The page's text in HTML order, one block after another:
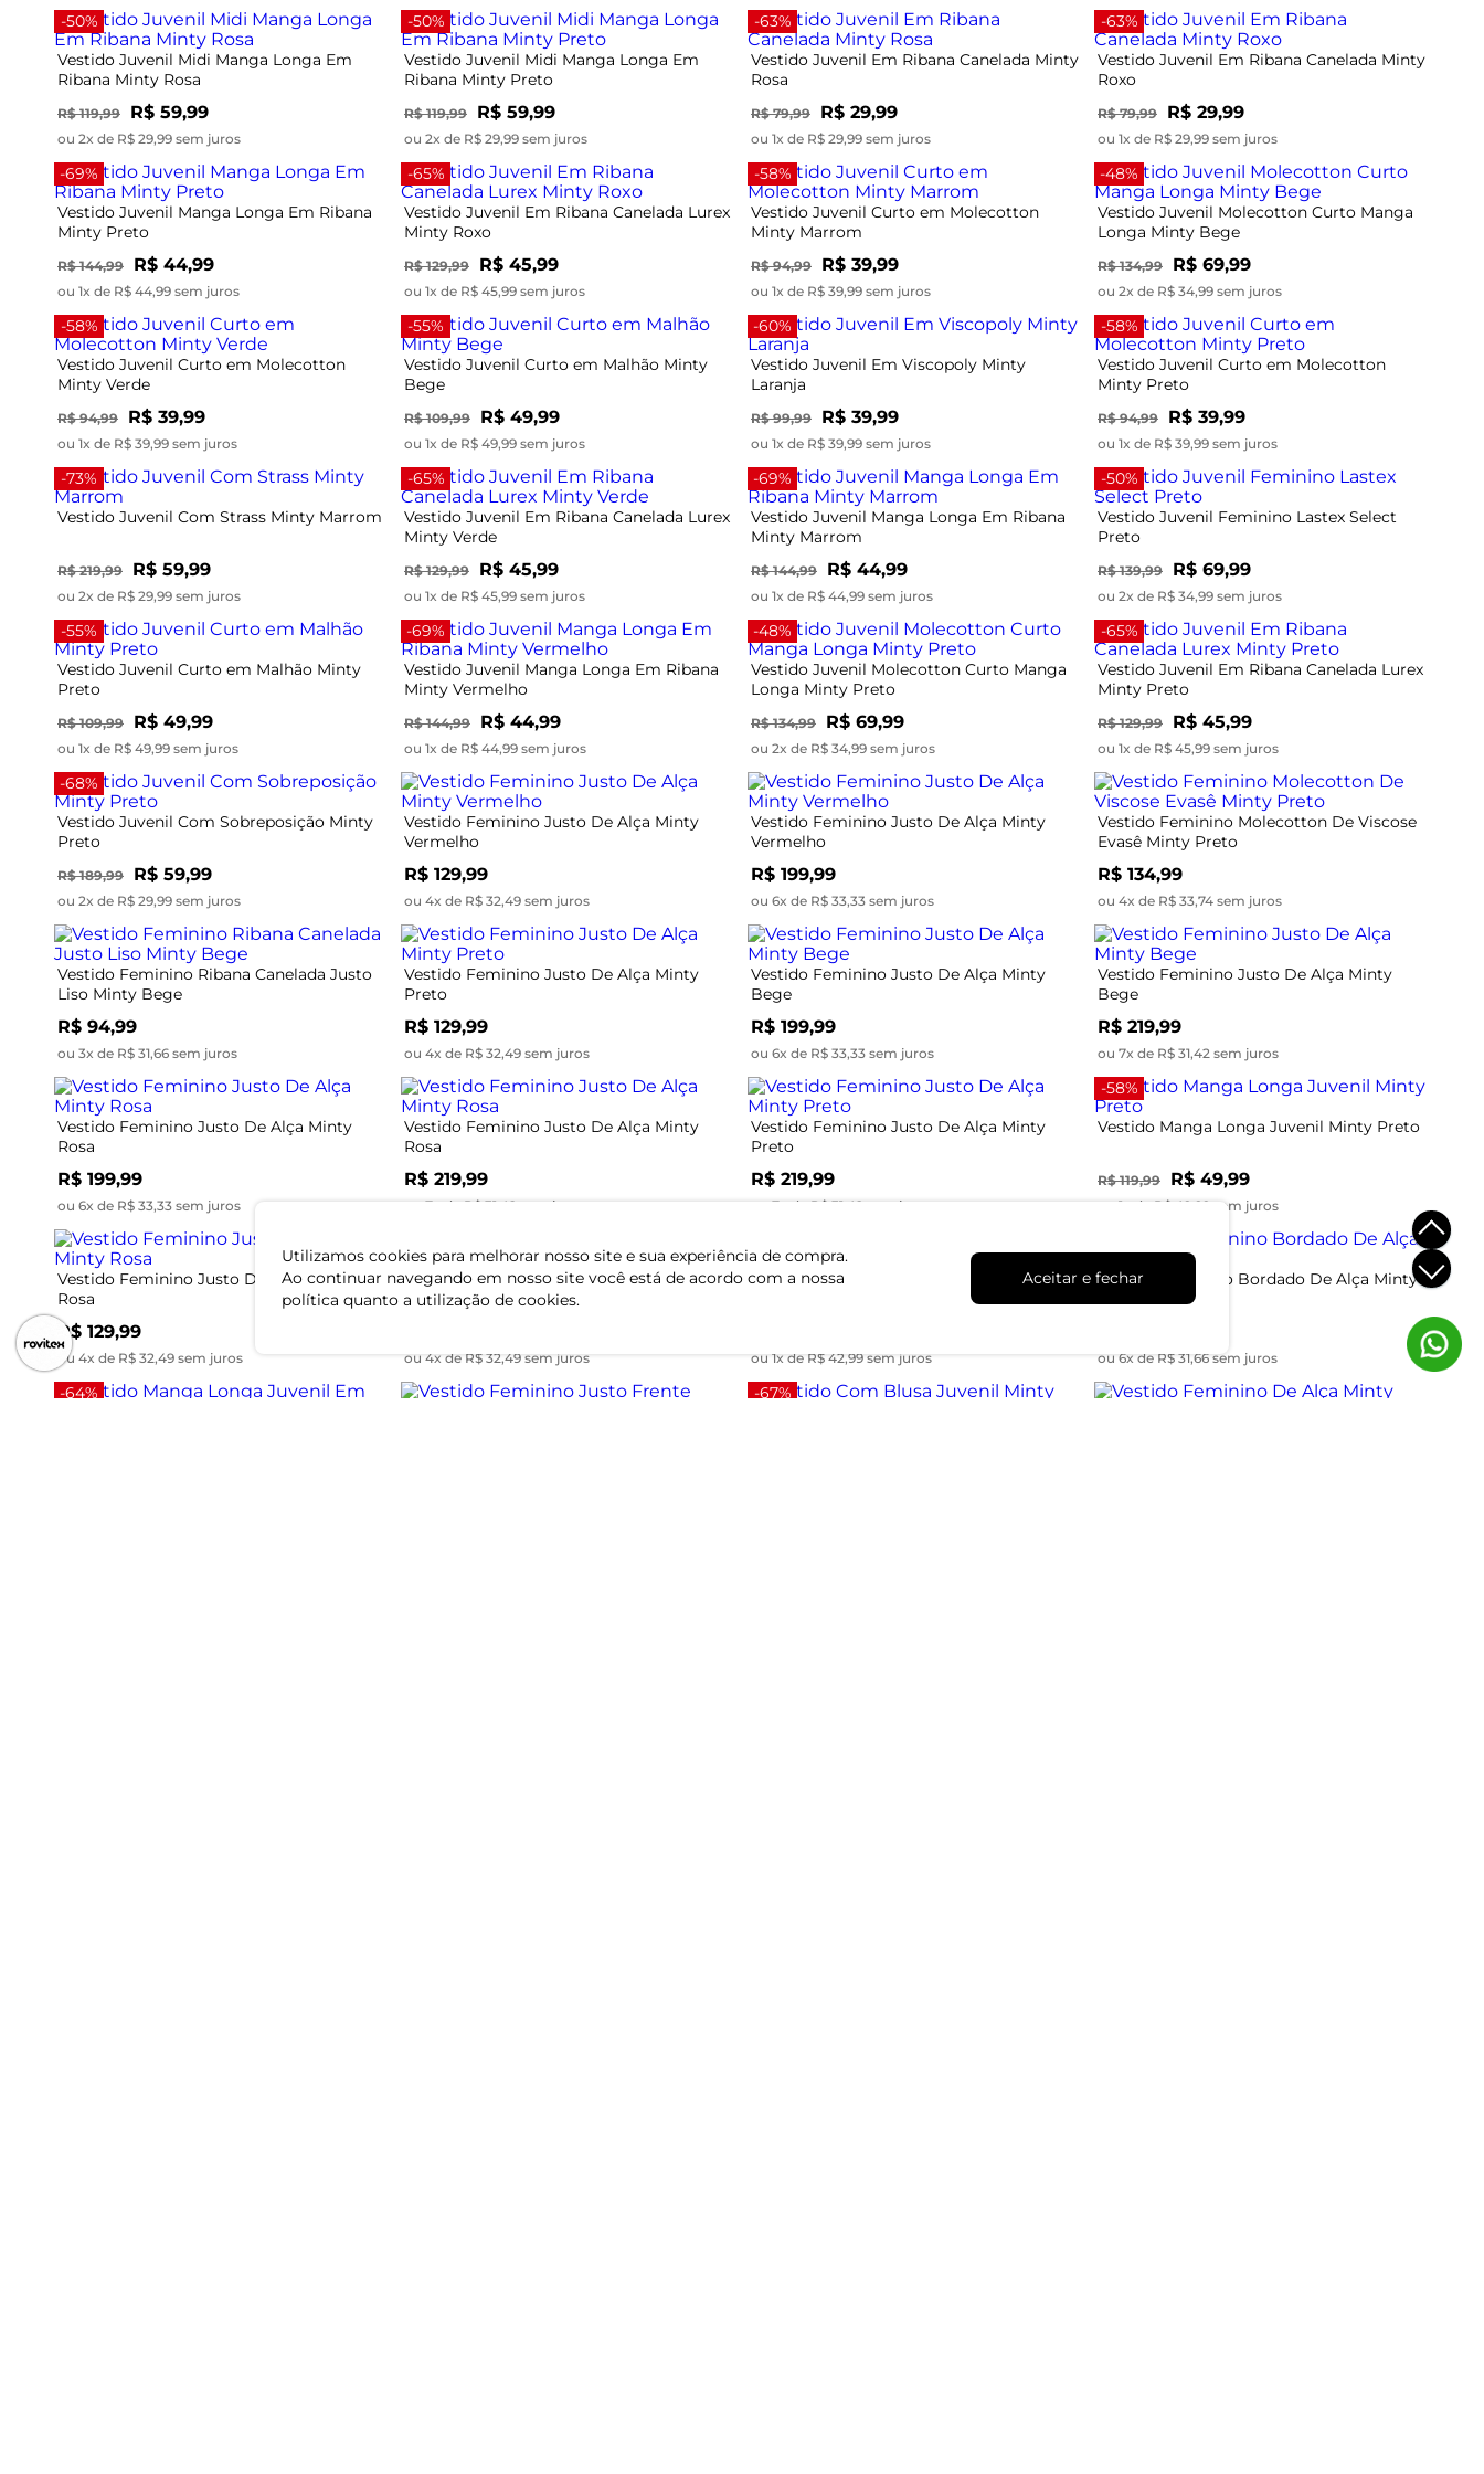
Utilizamos cookies para melhorar nosso site e sua experiência de compra.
Ao continuar navegando em nosso site você está de acordo com a nossa
política quanto a utilização de cookies.
Aceitar e fechar
-50%
Vestido Juvenil Midi Manga Longa Em
Ribana Minty Rosa
R$ 119,99 R$ 59,99
ou 2x de R$ 29,99 sem juros
-50%
Vestido Juvenil Midi Manga Longa Em
Ribana Minty Preto
R$ 119,99 R$ 59,99
ou 2x de R$ 29,99 sem juros
-63%
Vestido Juvenil Em Ribana Canelada Minty
Rosa
R$ 79,99 R$ 29,99
ou 1x de R$ 29,99 sem juros
-63%
Vestido Juvenil Em Ribana Canelada Minty
Roxo
R$ 79,99 R$ 29,99
ou 1x de R$ 29,99 sem juros
-69%
Vestido Juvenil Manga Longa Em Ribana
Minty Preto
R$ 144,99 R$ 44,99
ou 1x de R$ 44,99 sem juros
-65%
Vestido Juvenil Em Ribana Canelada Lurex
Minty Roxo
R$ 129,99 R$ 45,99
ou 1x de R$ 45,99 sem juros
-58%
Vestido Juvenil Curto em Molecotton
Minty Marrom
R$ 94,99 R$ 39,99
ou 1x de R$ 39,99 sem juros
-48%
Vestido Juvenil Molecotton Curto Manga
Longa Minty Bege
R$ 134,99 R$ 69,99
ou 2x de R$ 34,99 sem juros
-58%
Vestido Juvenil Curto em Molecotton
Minty Verde
R$ 94,99 R$ 39,99
ou 1x de R$ 39,99 sem juros
-55%
Vestido Juvenil Curto em Malhão Minty
Bege
R$ 109,99 R$ 49,99
ou 1x de R$ 49,99 sem juros
-60%
Vestido Juvenil Em Viscopoly Minty
Laranja
R$ 99,99 R$ 39,99
ou 1x de R$ 39,99 sem juros
-58%
Vestido Juvenil Curto em Molecotton
Minty Preto
R$ 94,99 R$ 39,99
ou 1x de R$ 39,99 sem juros
-73%
Vestido Juvenil Com Strass Minty Marrom
R$ 219,99 R$ 59,99
ou 2x de R$ 29,99 sem juros
-65%
Vestido Juvenil Em Ribana Canelada Lurex
Minty Verde
R$ 129,99 R$ 45,99
ou 1x de R$ 45,99 sem juros
-69%
Vestido Juvenil Manga Longa Em Ribana
Minty Marrom
R$ 144,99 R$ 44,99
ou 1x de R$ 44,99 sem juros
-50%
Vestido Juvenil Feminino Lastex Select
Preto
R$ 139,99 R$ 69,99
ou 2x de R$ 34,99 sem juros
-55%
Vestido Juvenil Curto em Malhão Minty
Preto
R$ 109,99 R$ 49,99
ou 1x de R$ 49,99 sem juros
-69%
Vestido Juvenil Manga Longa Em Ribana
Minty Vermelho
R$ 144,99 R$ 44,99
ou 1x de R$ 44,99 sem juros
-48%
Vestido Juvenil Molecotton Curto Manga
Longa Minty Preto
R$ 134,99 R$ 69,99
ou 2x de R$ 34,99 sem juros
-65%
Vestido Juvenil Em Ribana Canelada Lurex
Minty Preto
R$ 129,99 R$ 45,99
ou 1x de R$ 45,99 sem juros
-68%
Vestido Juvenil Com Sobreposição Minty
Preto
R$ 189,99 R$ 59,99
ou 2x de R$ 29,99 sem juros
Vestido Feminino Justo De Alça Minty
Vermelho
R$ 129,99
ou 4x de R$ 32,49 sem juros
Vestido Feminino Justo De Alça Minty
Vermelho
R$ 199,99
ou 6x de R$ 33,33 sem juros
Vestido Feminino Molecotton De Viscose
Evasê Minty Preto
R$ 134,99
ou 4x de R$ 33,74 sem juros
Vestido Feminino Ribana Canelada Justo
Liso Minty Bege
R$ 94,99
ou 3x de R$ 31,66 sem juros
Vestido Feminino Justo De Alça Minty
Preto
R$ 129,99
ou 4x de R$ 32,49 sem juros
Vestido Feminino Justo De Alça Minty
Bege
R$ 199,99
ou 6x de R$ 33,33 sem juros
Vestido Feminino Justo De Alça Minty
Bege
R$ 219,99
ou 7x de R$ 31,42 sem juros
Vestido Feminino Justo De Alça Minty
Rosa
R$ 199,99
ou 6x de R$ 33,33 sem juros
Vestido Feminino Justo De Alça Minty
Rosa
R$ 219,99
ou 7x de R$ 31,42 sem juros
Vestido Feminino Justo De Alça Minty
Preto
R$ 219,99
ou 7x de R$ 31,42 sem juros
-58%
Vestido Manga Longa Juvenil Minty Preto
R$ 119,99 R$ 49,99
ou 1x de R$ 49,99 sem juros
Vestido Feminino Justo De Alça Minty
Rosa
R$ 129,99
ou 4x de R$ 32,49 sem juros
Vestido Feminino Justo Frente Única
Minty Preto
ou 4x de R$ 32,49 sem juros
Vestido Manga Longa Juvenil Em
ou 1x de R$ 42,99 sem juros
Vestido Feminino Bordado De Alça Minty
ou 6x de R$ 31,66 sem juros
-64%
-67%